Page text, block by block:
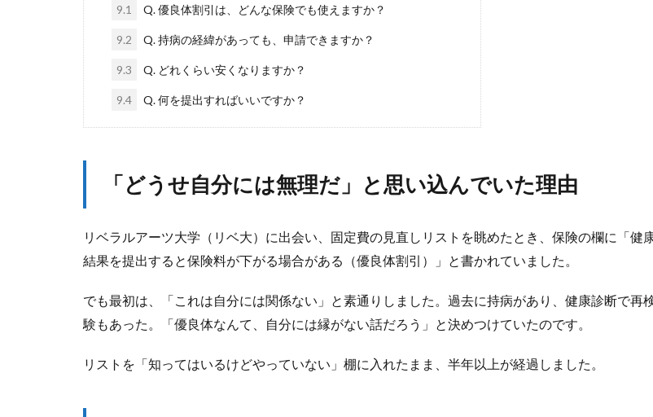
9.1 Q. 優良体割引は、どんな保険でも使えますか？
9.2 Q. 持病の経緯があっても、申請できますか？
9.3 Q. どれくらい安くなりますか？
9.4 Q. 何を提出すればいいですか？
「どうせ自分には無理だ」と思い込んでいた理由
リベラルアーツ大学（リベ大）に出会い、固定費の見直しリストを眺めたとき、保険の欄に「健
結果を提出すると保険料が下がる場合がある（優良体割引）」と書かれていました。
でも最初は、「これは自分には関係ない」と素通りしました。過去に持病があり、健康診断で再
験もあった。「優良体なんて、自分には縁がない話だろう」と決めつけていたのです。
リストを「知ってはいるけどやっていない」棚に入れたまま、半年以上が経過しました。